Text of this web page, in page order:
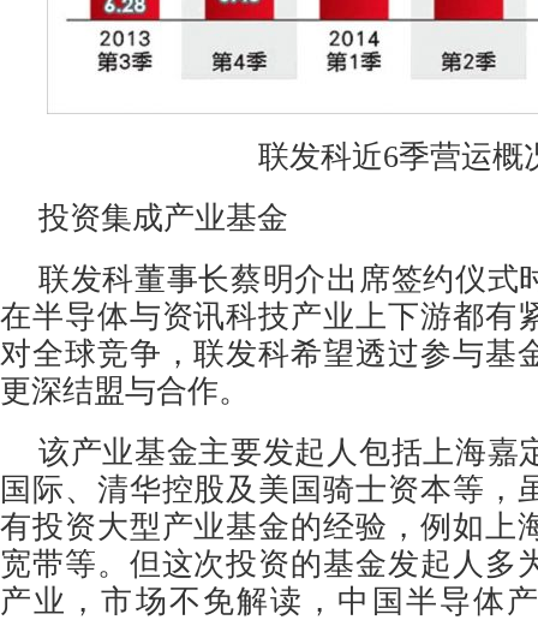
联发科近6季营运概
投资集成产业基金
联发科董事长蔡明介出席签约仪式
在半导体与资讯科技产业上下游都有
对全球竞争，联发科希望透过参与基
更深结盟与合作。
该产业基金主要发起人包括上海嘉
国际、清华控股及美国骑士资本等，
有投资大型产业基金的经验，例如上
宽带等。但这次投资的基金发起人多
产业，市场不免解读，中国半导体